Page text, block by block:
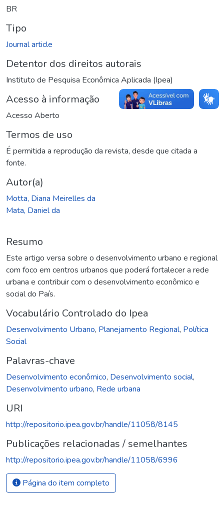
BR
Tipo
Journal article
Detentor dos direitos autorais
Instituto de Pesquisa Econômica Aplicada (Ipea)
Acesso à informação
Acesso Aberto
Termos de uso
É permitida a reprodução da revista, desde que citada a
fonte.
Autor(a)
Motta, Diana Meirelles da
Mata, Daniel da
Resumo
Este artigo versa sobre o desenvolvimento urbano e regional
com foco em centros urbanos que poderá fortalecer a rede
urbana e contribuir com o desenvolvimento econômico e
social do País.
Vocabulário Controlado do Ipea
Desenvolvimento Urbano, Planejamento Regional, Política
Social
Palavras-chave
Desenvolvimento econômico, Desenvolvimento social,
Desenvolvimento urbano, Rede urbana
URI
http://repositorio.ipea.gov.br/handle/11058/8145
Publicações relacionadas / semelhantes
http://repositorio.ipea.gov.br/handle/11058/6996
Página do item completo